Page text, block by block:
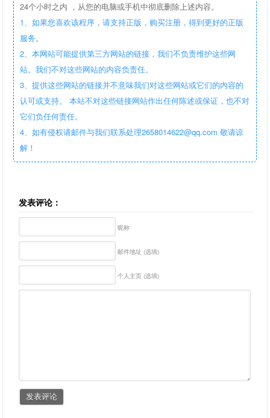
24个小时之内 ，从您的电脑或手机中彻底删除上述内容。
1、如果您喜欢该程序，请支持正版，购买注册，得到更好的正版
服务。
2、本网站可能提供第三方网站的链接，我们不负责维护这些网
站。我们不对这些网站的内容负责任。
3、提供这些网站的链接并不意味我们对这些网站或它们的内容的
认可或支持。 本站不对这些链接网站作出任何陈述或保证，也不对
它们负任何责任。
4、如有侵权请邮件与我们联系处理2658014622@qq.com 敬请谅
解！
发表评论：
昵称
邮件地址 (选填)
个人主页 (选填)